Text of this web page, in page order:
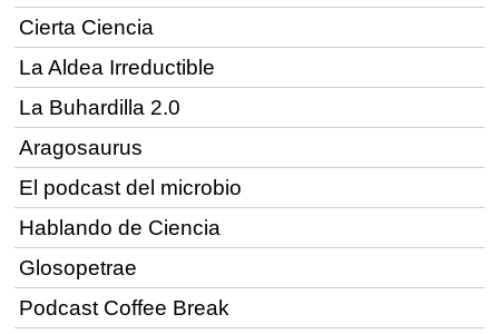
Cierta Ciencia
La Aldea Irreductible
La Buhardilla 2.0
Aragosaurus
El podcast del microbio
Hablando de Ciencia
Glosopetrae
Podcast Coffee Break